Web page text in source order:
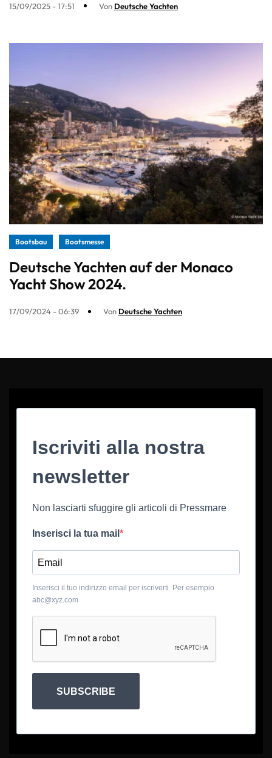
15/09/2025 - 17:51 Von Deutsche Yachten
Bootsbau Bootsmesse
Deutsche Yachten auf der Monaco
Yacht Show 2024.
17/09/2024 - 06:39 Von Deutsche Yachten
Iscriviti alla nostra
newsletter
Non lasciarti sfuggire gli articoli di Pressmare
Inserisci la tua mail
Inserisci il tuo indirizzo email per iscriverti. Per esempio
abc@xyz.com
SUBSCRIBE